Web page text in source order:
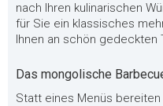
nach Ihren kulinarischen
für Sie ein klassisches
Ihnen an schön gedeckten
Das mongolische
Statt eines Menüs